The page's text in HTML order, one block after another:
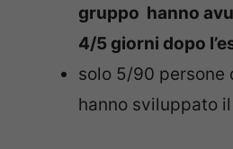
gruppo hanno
4/5 giorni dopo
solo 5/90 persone
hanno sviluppato